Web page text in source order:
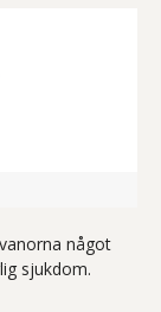
något
sjukdom.